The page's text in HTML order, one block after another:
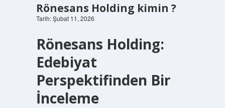
Rönesans Holding kimin ?
Tarih: Şubat 11, 2026
Rönesans Holding:
Edebiyat
Perspektifinden Bir
İnceleme